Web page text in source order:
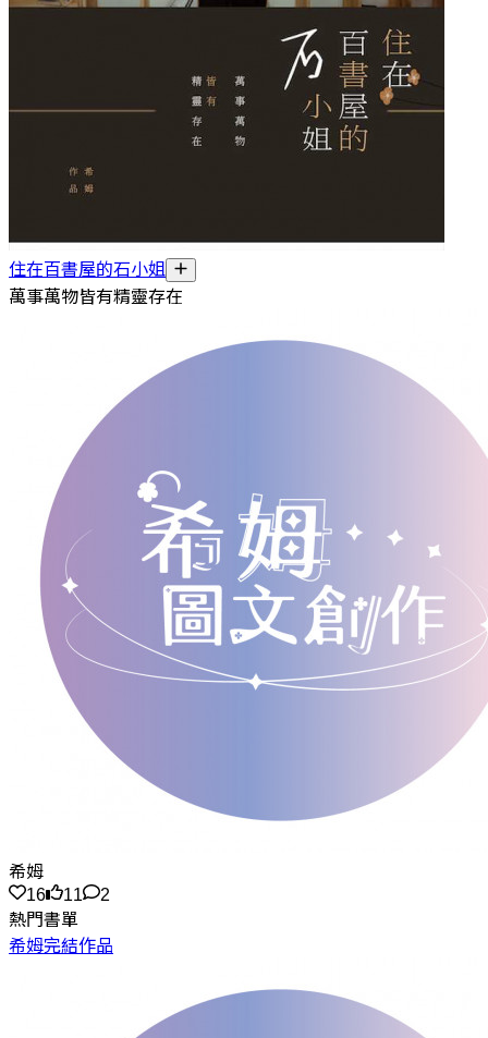
住在百書屋的石小姐
萬事萬物皆有精靈存在
希姆
16
11
2
熱門書單
希姆完結作品